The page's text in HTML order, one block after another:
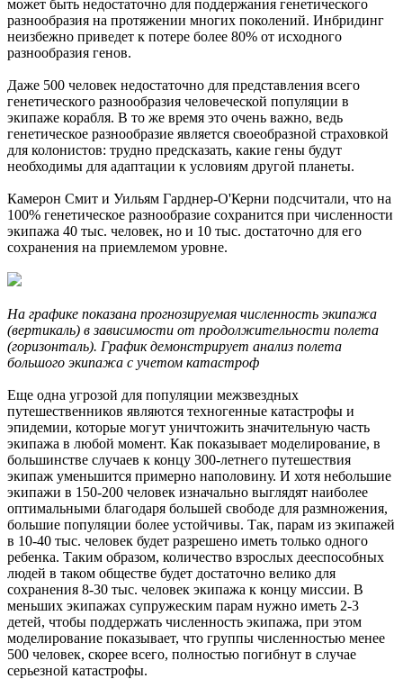
может быть недостаточно для поддержания генетического
разнообразия на протяжении многих поколений. Инбридинг
неизбежно приведет к потере более 80% от исходного
разнообразия генов.
Даже 500 человек недостаточно для представления всего
генетического разнообразия человеческой популяции в
экипаже корабля. В то же время это очень важно, ведь
генетическое разнообразие является своеобразной страховкой
для колонистов: трудно предсказать, какие гены будут
необходимы для адаптации к условиям другой планеты.
Камерон Смит и Уильям Гарднер-O'Керни подсчитали, что на
100% генетическое разнообразие сохранится при численности
экипажа 40 тыс. человек, но и 10 тыс. достаточно для его
сохранения на приемлемом уровне.
На графике показана прогнозируемая численность экипажа
(вертикаль) в зависимости от продолжительности полета
(горизонталь). График демонстрирует анализ полета
большого экипажа с учетом катастроф
Еще одна угрозой для популяции межзвездных
путешественников являются техногенные катастрофы и
эпидемии, которые могут уничтожить значительную часть
экипажа в любой момент. Как показывает моделирование, в
большинстве случаев к концу 300-летнего путешествия
экипаж уменьшится примерно наполовину. И хотя небольшие
экипажи в 150-200 человек изначально выглядят наиболее
оптимальными благодаря большей свободе для размножения,
большие популяции более устойчивы. Так, парам из экипажей
в 10-40 тыс. человек будет разрешено иметь только одного
ребенка. Таким образом, количество взрослых дееспособных
людей в таком обществе будет достаточно велико для
сохранения 8-30 тыс. человек экипажа к концу миссии. В
меньших экипажах супружеским парам нужно иметь 2-3
детей, чтобы поддержать численность экипажа, при этом
моделирование показывает, что группы численностью менее
500 человек, скорее всего, полностью погибнут в случае
серьезной катастрофы.